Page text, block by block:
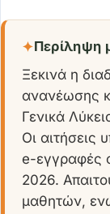
✦Περίληψη
Ξεκινά η
ανανέωσης
Γενικά
Οι αιτήσεις
e-εγγραφές
2026.
μαθητών,